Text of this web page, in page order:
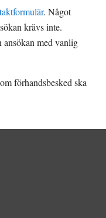
. Något
krävs inte.
ansökan med vanlig
förhandsbesked ska